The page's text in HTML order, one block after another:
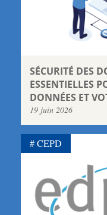
SÉCURITÉ DES
ESSENTIELLES
DONNÉES ET
19 juin 2026
CEPD